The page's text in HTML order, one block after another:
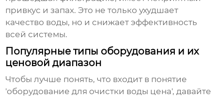
привкус и запах. Это не только ухудшает
качество воды, но и снижает эффективность
всей системы.
Популярные типы оборудования и их
ценовой диапазон
Чтобы лучше понять, что входит в понятие
'оборудование для очистки воды цена', давайте